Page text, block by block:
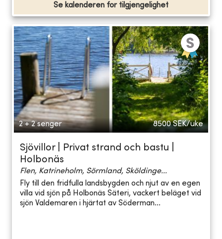
Se kalenderen for tilgjengelighet
2 + 2 senger 8500 SEK/uke
Sjövillor | Privat strand och bastu |
Holbonäs
Flen, Katrineholm, Sörmland, Sköldinge...
Fly till den fridfulla landsbygden och njut av en egen
villa vid sjön på Holbonäs Säteri, vackert beläget vid
sjön Valdemaren i hjärtat av Söderman...